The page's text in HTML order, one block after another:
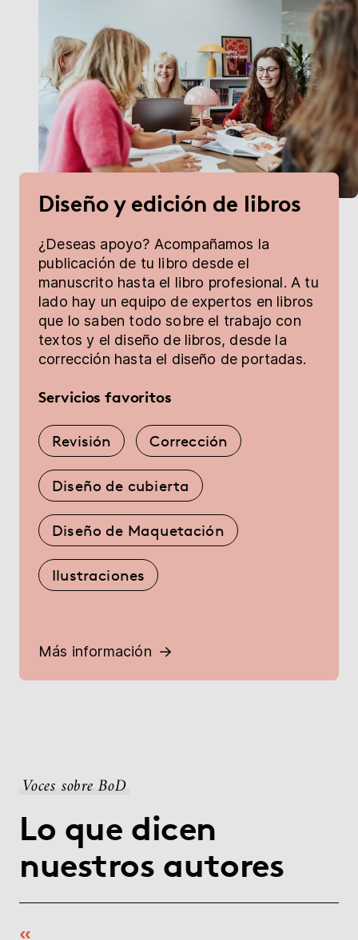
Diseño y edición de libros
¿Deseas apoyo? Acompañamos la
publicación de tu libro desde el
manuscrito hasta el libro profesional. A tu
lado hay un equipo de expertos en libros
que lo saben todo sobre el trabajo con
textos y el diseño de libros, desde la
corrección hasta el diseño de portadas.
Servicios favoritos
Revisión Corrección
Diseño de cubierta
Diseño de Maquetación
Ilustraciones
Más información
Voces sobre BoD
Lo que dicen
nuestros autores